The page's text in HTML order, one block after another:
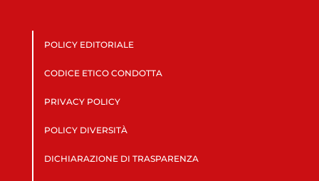
POLICY EDITORIALE
CODICE ETICO CONDOTTA
PRIVACY POLICY
POLICY DIVERSITÀ
DICHIARAZIONE DI TRASPARENZA